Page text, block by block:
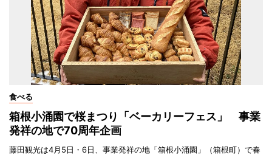
食べる
箱根小涌園で桜まつり「ベーカリーフェス」 事業
発祥の地で70周年企画
藤田観光は4月5日・6日、事業発祥の地「箱根小涌園」（箱根町）で春